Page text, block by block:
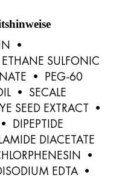
•
ETHANE SULFONIC
• PEG-60
• SECALE
SEED EXTRACT •
DIPEPTIDE
DIACETATE
•
EDTA •